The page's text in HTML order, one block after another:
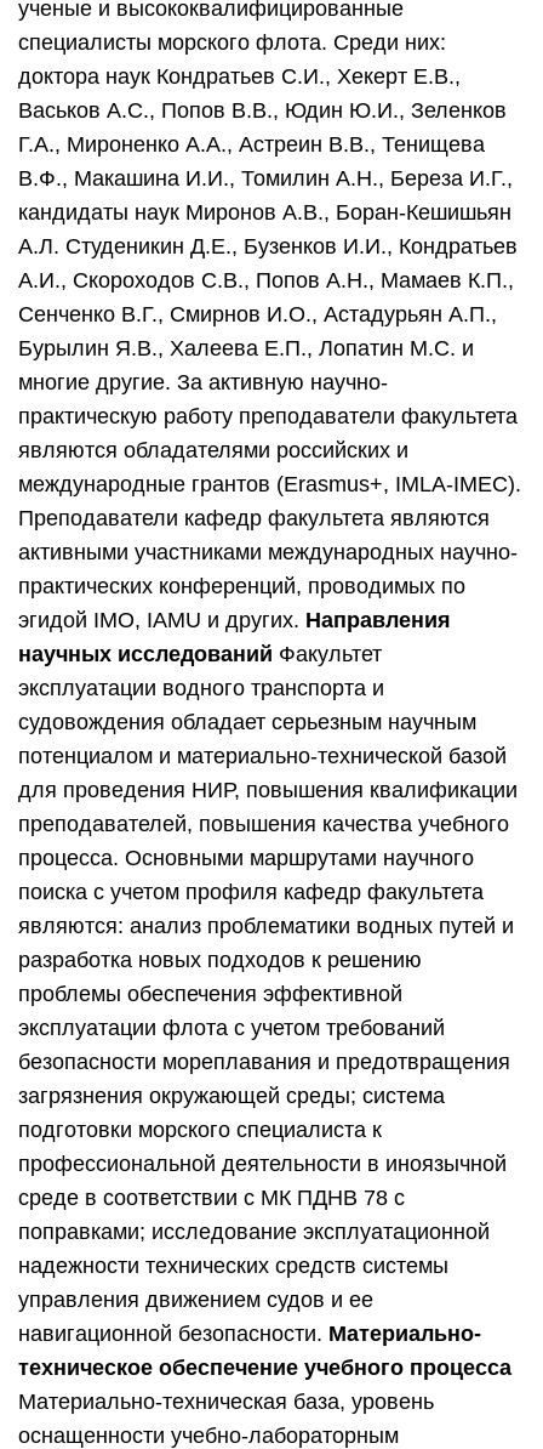
ученые и высококвалифицированные
специалисты морского флота. Среди них:
доктора наук Кондратьев С.И., Хекерт Е.В.,
Васьков А.С., Попов В.В., Юдин Ю.И., Зеленков
Г.А., Мироненко А.А., Астреин В.В., Тенищева
В.Ф., Макашина И.И., Томилин А.Н., Береза И.Г.,
кандидаты наук Миронов А.В., Боран-Кешишьян
А.Л. Студеникин Д.Е., Бузенков И.И., Кондратьев
А.И., Скороходов С.В., Попов А.Н., Мамаев К.П.,
Сенченко В.Г., Смирнов И.О., Астадурьян А.П.,
Бурылин Я.В., Халеева Е.П., Лопатин М.С. и
многие другие. За активную научно-
практическую работу преподаватели факультета
являются обладателями российских и
международные грантов (Erasmus+, IMLA-IMEC).
Преподаватели кафедр факультета являются
активными участниками международных научно-
практических конференций, проводимых по
эгидой IMO, IAMU и других. Направления
научных исследований Факультет
эксплуатации водного транспорта и
судовождения обладает серьезным научным
потенциалом и материально-технической базой
для проведения НИР, повышения квалификации
преподавателей, повышения качества учебного
процесса. Основными маршрутами научного
поиска с учетом профиля кафедр факультета
являются: анализ проблематики водных путей и
разработка новых подходов к решению
проблемы обеспечения эффективной
эксплуатации флота с учетом требований
безопасности мореплавания и предотвращения
загрязнения окружающей среды; система
подготовки морского специалиста к
профессиональной деятельности в иноязычной
среде в соответствии с МК ПДНВ 78 с
поправками; исследование эксплуатационной
надежности технических средств системы
управления движением судов и ее
навигационной безопасности. Материально-
техническое обеспечение учебного процесса
Материально-техническая база, уровень
оснащенности учебно-лабораторным